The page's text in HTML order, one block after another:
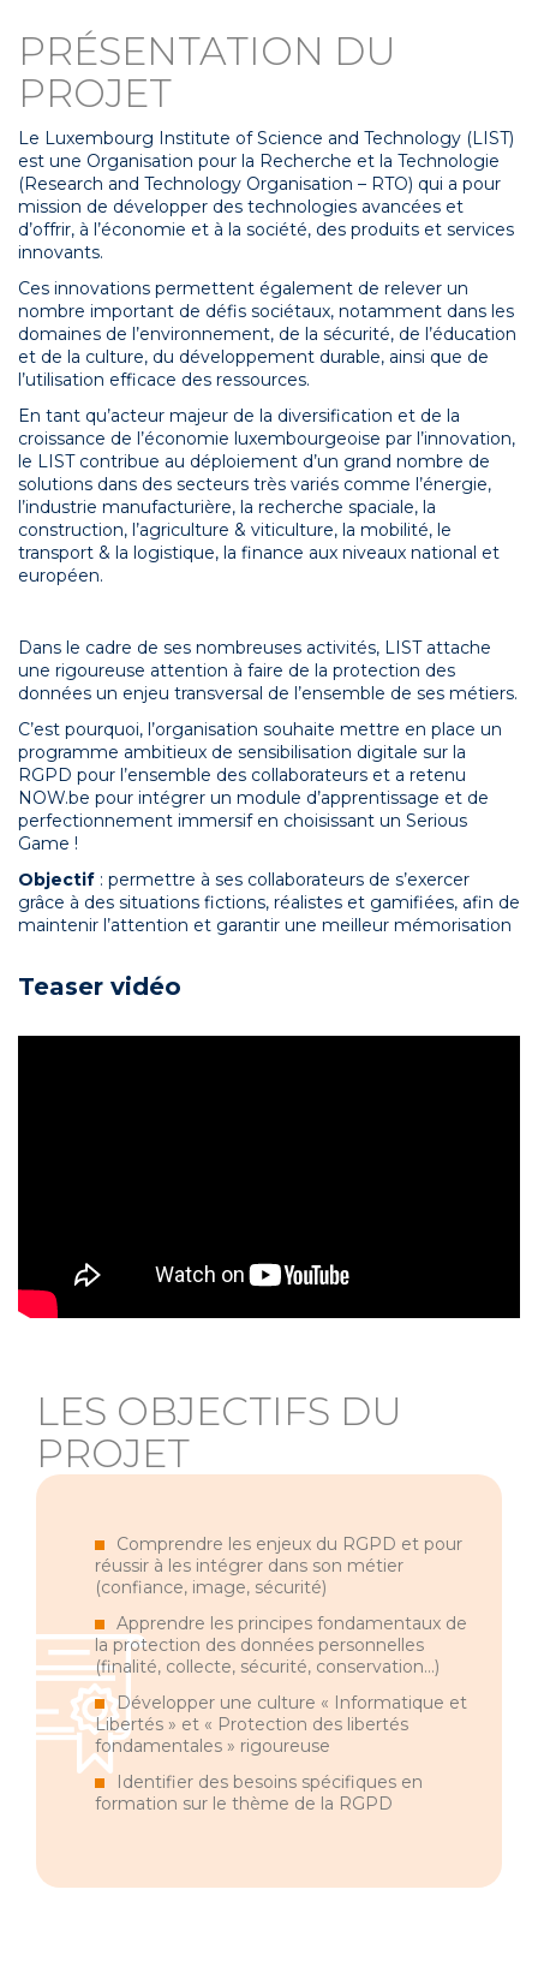
PRÉSENTATION DU
PROJET
Le Luxembourg Institute of Science and Technology (LIST)
est une Organisation pour la Recherche et la Technologie
(Research and Technology Organisation – RTO) qui a pour
mission de développer des technologies avancées et
d’offrir, à l’économie et à la société, des produits et services
innovants.
Ces innovations permettent également de relever un
nombre important de défis sociétaux, notamment dans les
domaines de l’environnement, de la sécurité, de l’éducation
et de la culture, du développement durable, ainsi que de
l’utilisation efficace des ressources.
En tant qu’acteur majeur de la diversification et de la
croissance de l’économie luxembourgeoise par l’innovation,
le LIST contribue au déploiement d’un grand nombre de
solutions dans des secteurs très variés comme l’énergie,
l’industrie manufacturière, la recherche spaciale, la
construction, l’agriculture & viticulture, la mobilité, le
transport & la logistique, la finance aux niveaux national et
européen.
Dans le cadre de ses nombreuses activités, LIST attache
une rigoureuse attention à faire de la protection des
données un enjeu transversal de l’ensemble de ses métiers.
C’est pourquoi, l’organisation souhaite mettre en place un
programme ambitieux de sensibilisation digitale sur la
RGPD pour l’ensemble des collaborateurs et a retenu
NOW.be pour intégrer un module d’apprentissage et de
perfectionnement immersif en choisissant un Serious
Game !
Objectif : permettre à ses collaborateurs de s’exercer
grâce à des situations fictions, réalistes et gamifiées, afin de
maintenir l’attention et garantir une meilleur mémorisation
Teaser vidéo
LES OBJECTIFS DU
PROJET
Comprendre les enjeux du RGPD et pour
réussir à les intégrer dans son métier
(confiance, image, sécurité)
Apprendre les principes fondamentaux de
la protection des données personnelles
(finalité, collecte, sécurité, conservation…)
Développer une culture « Informatique et
Libertés » et « Protection des libertés
fondamentales » rigoureuse
Identifier des besoins spécifiques en
formation sur le thème de la RGPD